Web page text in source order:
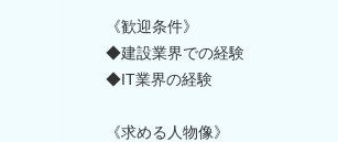
《歓迎条件》
◆建設業界での経験
◆IT業界の経験
《求める人物像》